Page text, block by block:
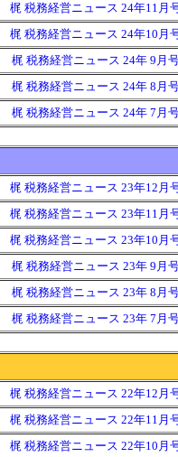
梶 税務経営ニュース 24年11月
梶 税務経営ニュース 24年10月
梶 税務経営ニュース 24年 9月
梶 税務経営ニュース 24年 8月
梶 税務経営ニュース 24年 7月
梶 税務経営ニュース 23年12月
梶 税務経営ニュース 23年11月
梶 税務経営ニュース 23年10月
梶 税務経営ニュース 23年 9月
梶 税務経営ニュース 23年 8月
梶 税務経営ニュース 23年 7月
梶 税務経営ニュース 22年12月
梶 税務経営ニュース 22年11月
梶 税務経営ニュース 22年10月